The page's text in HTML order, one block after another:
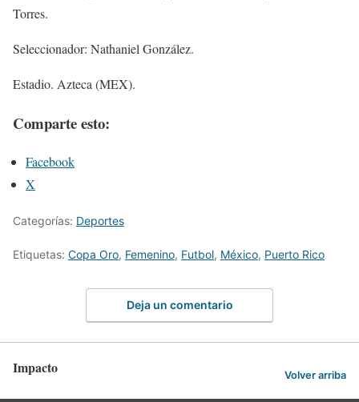
Torres.
Seleccionador: Nathaniel González.
Estadio. Azteca (MEX).
Comparte esto:
Facebook
X
Categorías: Deportes
Etiquetas: Copa Oro, Femenino, Futbol, México, Puerto Rico
Deja un comentario
Impacto Volver arriba